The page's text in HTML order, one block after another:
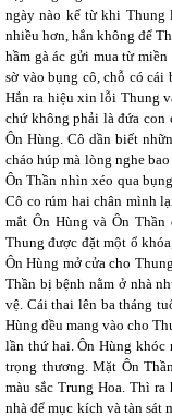
ngày nào kể từ khi Thung
nhiều hơn, hắn không để
hầm gà ác gửi mua từ
sờ vào bụng cô, chỗ có
Hắn ra hiệu xin lỗi Thung
chứ không phải là đứa con
Ôn Hùng. Cô dần biết
cháo húp mà lòng nghe
Ôn Thần nhìn xéo qua
Cô co rúm hai chân mình
mắt Ôn Hùng và Ôn
Thung được đặt một ổ
Ôn Hùng mở cửa cho
Thần bị bệnh nằm ở nhà
vệ. Cái thai lên ba tháng
Hùng đều mang vào cho
lần thứ hai. Ôn Hùng khóc
trọng thương. Mặt Ôn
màu sắc Trung Hoa. Thì
nhà để mục kích và tàn sát